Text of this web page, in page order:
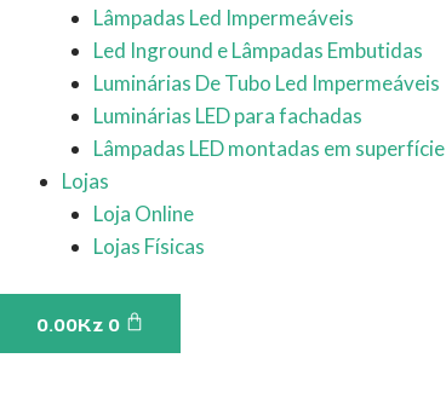
Lâmpadas Led Impermeáveis
Led Inground e Lâmpadas Embutidas
Luminárias De Tubo Led Impermeáveis
Luminárias LED para fachadas
Lâmpadas LED montadas em superfície
Lojas
Loja Online
Lojas Físicas
0.00Kz 0
Cart